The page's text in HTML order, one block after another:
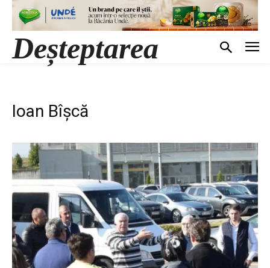
Deșteptarea
Ioan Bîșcă